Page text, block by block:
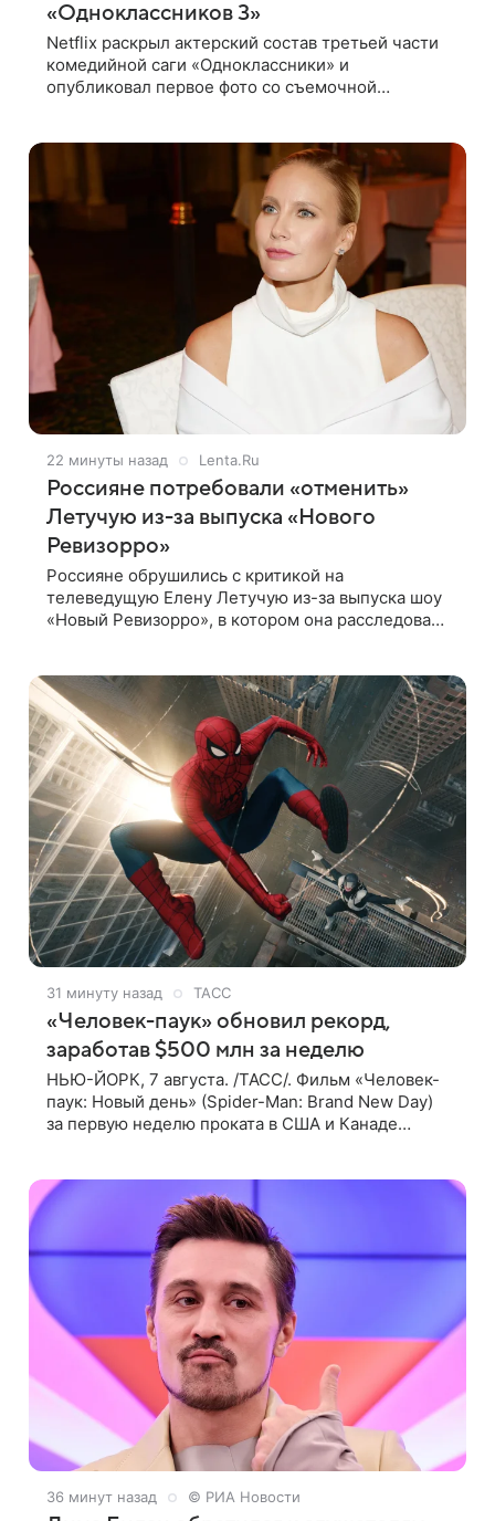
«Одноклассников 3»
Netflix раскрыл актерский состав третьей части
комедийной саги «Одноклассники» и
опубликовал первое фото со съемочной
22 минуты назад Lenta.Ru
Россияне потребовали «отменить»
Летучую из-за выпуска «Нового
Ревизорро»
Россияне обрушились с критикой на
телеведущую Елену Летучую из-за выпуска шоу
«Новый Ревизорро», в котором она расследовала
31 минуту назад ТАСС
«Человек-паук» обновил рекорд,
заработав $500 млн за неделю
НЬЮ-ЙОРК, 7 августа. /ТАСС/. Фильм «Человек-
паук: Новый день» (Spider-Man: Brand New Day)
за первую неделю проката в США и Канаде
36 минут назад © РИА Новости